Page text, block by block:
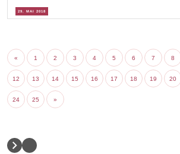
29. MAI 2018
« 1 2 3 4 5 6 7 8
12 13 14 15 16 17 18 19 20
24 25 »